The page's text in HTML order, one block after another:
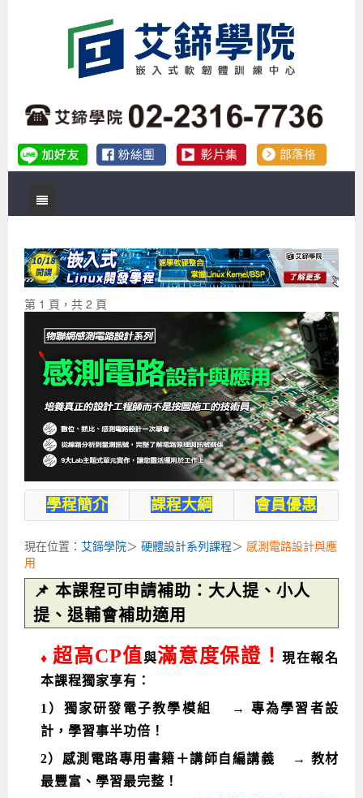
關於艾鍗
最新公告
企業預約徵才
儲備講師計劃
最新補助課程
公司簡介
師資介紹
環境設備
最新職缺
艾鍗新聞
獲獎與榮耀
交通資訊
實體課程
課程說明會
課程說明會
政府補助職訓說明會
嵌入式Linux開發系列課程
[學程] 嵌入式Linux開發實務
Linux系統建置實務
Linux系統程式設計
Linux驅動程式設計實戰
ARM Boot Loader設計
Linux Socket網路程式設計
Raspberry Pi之Python程式設計硬體控制
嵌入式Linux開發與AI影像辨識
MCU韌體設計系列課程
ARM MCU單晶片韌體開發
USB韌體設計
STM32嵌入式開發實戰
[學程]MCU韌體設計實戰
TI MSP430微控制器開發
生醫感測器整合設計班
穿戴式裝置應用開發
嵌入式即時作業系統FreeRTOS 設計實作
硬體/IC設計系列課程
全能電路設計實戰班
FPGA 數位IC設計實戰
感測電路設計與應用
Allegro/PCB Layout設計
工業電子丙級輔導考照課程
SoC FPGA嵌入式設計實戰
[學程]感測電路Plus+MCU韌體設計實戰
AI人工智慧系列課程
iPAS AI應用規劃師能力鑑定課程
AI深度學習與影像辨識實戰
AI雲端原生與MLOps自動化實務
AI機器學習與深度學習實戰班
青少年AI人工智慧實作班
AI課程總覽頁
AI邊緣運算實作TensorFlow Lite for MCU
AIoT智能聯網運算實戰
AI深度學習之問答系統實作
AI強化學習 - 自動控制應用
iPAS經濟部產業人才能力鑑定
iPAS AI應用規劃師能力鑑定
iPAS AIoT 應用工程師(物聯網類)
iPAS巨量資料分析師
iPAS機器學習工程師
Web及雲端系列課程
Kubernetes雲原生實戰班
AI雲端原生與MLOps自動化實務
n8n 零基礎工作自動化實戰班
Web全端開發應用班
資訊安全實務
物聯網Web整合應用實作
[學程]物聯網全端與深度學習整合
物聯網開發系列課程
[學程]物聯網整合開發實戰
Web全端開發應用
5G技術-SDN與Mininet實作
嵌入式物聯網開發實戰
[學程]物聯網全端與深度學習整合
iPAS AIoT應用工程師(物聯網類)
5G-SDN通訊系列課程
SDN網路技術與Mininet實戰
ROS機器人開發系列課程
ROS機器人自走車系統開發應用
ROS機器手臂控制&演算法實戰
智能機器人系統整合開發
電腦視覺與影像處理課程
影像課程總覽
電腦視覺與影像處理
AI深度學習與影像辨識實戰
嵌入式Linux開發與AI影像辨識
ARM系列課程
ARM mbed 物聯網平台應用實作
ARM Boot Loader設計
ARM Cortex-M0 應用整合設計
程式語言系列課程
C語言程式設計
資料結構精修班
Android系列課程
Android嵌入式平台開發訓練班
iOS程式開發系列課程
數位課程
熱門課程
讓 AI 成為你的數位同事
AI雲端原生與MLOps自動化實務
n8n 零基礎工作自動化實戰班
Vibe Coding：AI 協作全端開發實戰班
iPAS AI應用規劃師能力鑑定課程
嵌入式Linux開發系列
嵌入式Linux學程(數位豪華版)
Linux系統程式設計
Linux驅動程式
ARM Boot Loader
使用C語言控制Raspberry Pi
Linux 作業系統實務
Raspberry Pi 開發入門
MCU韌體開發系列
MCU韌體設計
Python硬體控制-Pi Pico物聯網實作
Edge AI與Pi Pico實作應用
AI邊緣運算實作TensorFlow Lite for MCU
AI人工智慧系列課程
iPAS AI應用規劃師能力鑑定課程
Vibe Coding：AI協作全端開發
生成式AI能力認證
生成式AI基礎模型到Agentic AI
Python機器學習與深度學習
AI雲端原生與MLOps自動化實務
AI邊緣運算實作-TFL for MCU
自然語言處理與大型語言模型
資料分析與視覺化
Web及雲端系列課程
kubernetes雲原生實戰班
AI雲端原生與MLOps自動化實務
Web全端開發應用班
IoT物聯網開發系列
物聯網整合開發與應用
Python硬體控制-Pi Pico物聯網實作
iPAS AIoT應用工程師(物聯網類)
5G - SDN與Mininet實作
iPAS產業人才能力鑑定系列
iPAS AI應用規劃師
iPAS AIoT應用工程師(物聯網類)
iPAS巨量資料分析師
iPAS機器學習工程師
升大學APCS/學習歷程專區
高中生升學超前部署課程總覽
APCS檢定 Python課程
APCS檢定 C++課程
APCS檢定 C語言課程
APCS檢定培訓課程
程式語言系列
C語言程式設計
資料結構
Python程式設計
JavaScript程式設計
Raspberry Pi系列
Linux & C語言硬體控制
Python硬體控制-Pi Pico
Raspberry Pi 使用入門
5G-SDN通訊系列課程
5G關鍵技術- SDN與Mininet實作
創意程式設計系列
micro:bit 創意程式設計
補助專班
待業青年職訓課程(29歲以下)
Kubernetes工程師養成班
[假日班]AI邊緣運算實作TensorFlow Lite for MCU
[假日班]物聯網資訊安全實務
更多...
企業教育訓練
企業儲值優惠方案
艾鍗企業VIP會員
企業徵才
研發設計服務
電腦教室租借服務[台北]
合作夥伴專區
研討活動
學員專區
會員優惠
學員見證
資訊專區
廠商求才
學員常見問題
學員權益與報名須知
最新成果展
工程師學習地圖
學員專屬提問平台
前進校園
校園巡迴講座
研發實習生計畫
青少年AI人工智慧實作班[高中生]
高中生升學超前部署課程總覽
會員優惠
第 1 頁，共 2 頁
學程簡介 課程大綱 會員優惠
現在位置： 艾鍗學院＞ 硬體設計系列課程＞ 感測電路設計與應
用
📌 本課程可申請補助：大人提、小人
提、退輔會補助適用
♦ 超高CP值與滿意度保證！現在報名
本課程獨家享有：
1）獨家研發電子教學模組 → 專為學習者設
計，學習事半功倍！
2）感測電路專用書籍＋講師自編講義 → 教材
最豐富、學習最完整！